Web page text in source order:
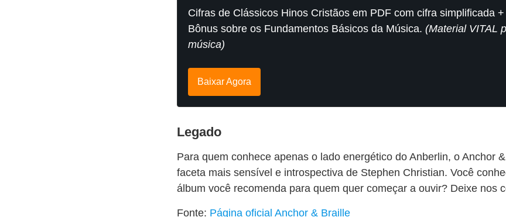
Cifras de Clássicos Hinos Cristãos em PDF com cifra simplificada
Bônus sobre os Fundamentos Básicos da Música. (Material VITAL
música)
Baixar Agora
Legado
Para quem conhece apenas o lado energético do Anberlin, o Anchor
faceta mais sensível e introspectiva de Stephen Christian. Você
álbum você recomenda para quem quer começar a ouvir? Deixe nos
Fonte: Página oficial Anchor & Braille